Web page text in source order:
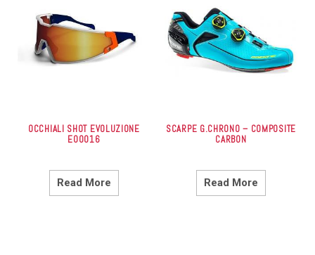
OCCHIALI SHOT EVOLUZIONE
E00016
Read More
SCARPE G.CHRONO – COMPOSITE
CARBON
Read More